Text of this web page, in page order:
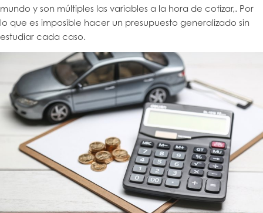
mundo y son múltiples las variables a la hora de cotizar,. Por
lo que es imposible hacer un presupuesto generalizado sin
estudiar cada caso.